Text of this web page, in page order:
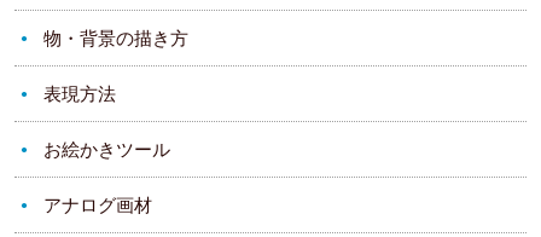
物・背景の描き方
表現方法
お絵かきツール
アナログ画材